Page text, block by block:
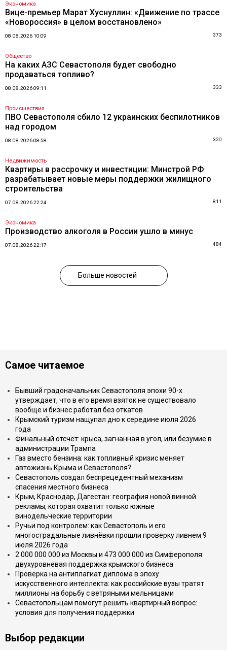
Экономика
Вице-премьер Марат Хуснуллин: «Движение по трассе
«Новороссия» в целом восстановлено»
08.08.2026 10:09 373
Общество
На каких АЗС Севастополя будет свободно
продаваться топливо?
08.08.2026 09:11 333
Происшествия
ПВО Севастополя сбило 12 украинских беспилотников
над городом
08.08.2026 08:58 320
Недвижимость
Квартиры в рассрочку и инвестиции: Минстрой РФ
разрабатывает новые меры поддержки жилищного
строительства
07.08.2026 22:24 811
Экономика
Производство алкоголя в России ушло в минус
07.08.2026 22:17 484
Больше новостей
Самое читаемое
Бывший градоначальник Севастополя эпохи 90-х
утверждает, что в его время взяток не существовало
вообще и бизнес работал без откатов
Крымский туризм нащупал дно к середине июля 2026
года
Финальный отсчёт: крыса, загнанная в угол, или безумие в
администрации Трампа
Газ вместо бензина: как топливный кризис меняет
автожизнь Крыма и Севастополя?
Севастополь создал беспрецедентный механизм
спасения местного бизнеса
Крым, Краснодар, Дагестан: география новой винной
рекламы, которая охватит только южные
винодельческие территории
Ручьи под контролем: как Севастополь и его
многострадальные ливнёвки прошли проверку ливнем 9
июля 2026 года
2 000 000 000 из Москвы и 473 000 000 из Симферополя:
двухуровневая поддержка крымского бизнеса
Проверка на антиплагиат диплома в эпоху
искусственного интеллекта: как российские вузы тратят
миллионы на борьбу с ветряными мельницами
Севастопольцам помогут решить квартирный вопрос:
условия для получения поддержки
Выбор редакции